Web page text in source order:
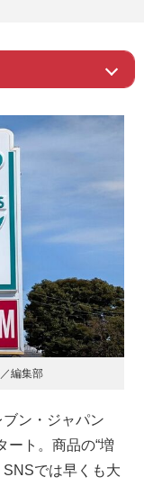
声
編集部
ン・ジャパン
ート。商品の“増
では早くも大